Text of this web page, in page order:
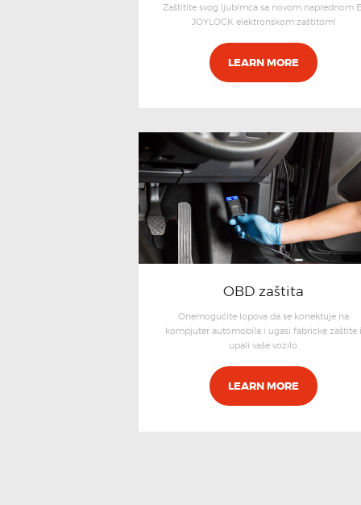
Zaštitite svog ljubimca sa novom naprednom
JOYLOCK elektronskom zaštitom!
LEARN MORE
OBD zaštita
Onemogućite lopova da se konektuje na
kompjuter automobila i ugasi fabricke zaštite i
upali vaše vozilo.
LEARN MORE